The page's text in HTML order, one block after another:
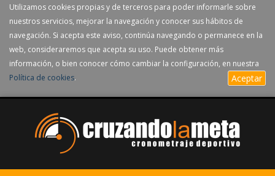
Utilizamos cookies propias y de terceros para poder informarle sobre
nuestros servicios, mejorar la navegación y conocer sus hábitos de
navegación. Si acepta este aviso, continúa navegando o permanece en la
web, consideraremos que acepta su uso. Puede obtener más
información, o bien conocer cómo cambiar la configuración, en nuestra
Política de cookies. Aceptar